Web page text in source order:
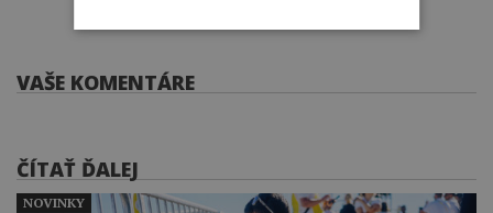
VAŠE KOMENTÁRE
ČÍTAŤ ĎALEJ
NOVINKY